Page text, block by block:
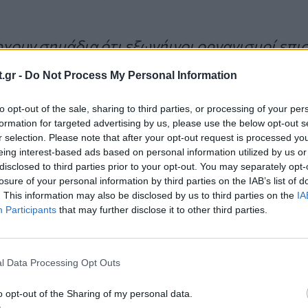
- Do Not Process My Personal Information
opt-out of the sale, sharing to third parties, or processing of your
for targeted advertising by us, please use the below opt-out
selection. Please note that after your opt-out request is processed
interest-based ads based on personal information utilized by us
to third parties prior to your opt-out. You may separately
of your personal information by third parties on the IAB’s list of
This information may also be disclosed by us to third parties on the
Participants that may further disclose it to other third parties.
Data Processing Opt Outs
opt-out of the Sharing of my personal data.
σημάδια ότι εξωγήινοι οργανισμοί
αρχαιότητα και άφησαν αποδείξεις αυτού
Μπορεί κάλλιστα να είναι ένας φυσικός
μοιάζει με κρανίο. Κάτι σαν το να βλέπεις
από αρχαίους εξωγήινους»
στη MailOnline: